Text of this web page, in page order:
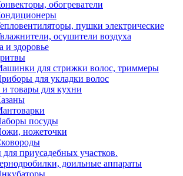
обогреватели
пушки электрические
осушители воздуха
и здоровье
для стрижки волос, триммеры
для укладки волос
и товары для кухни
посуды
ножеточки
приусадебных участков.
доильные аппараты